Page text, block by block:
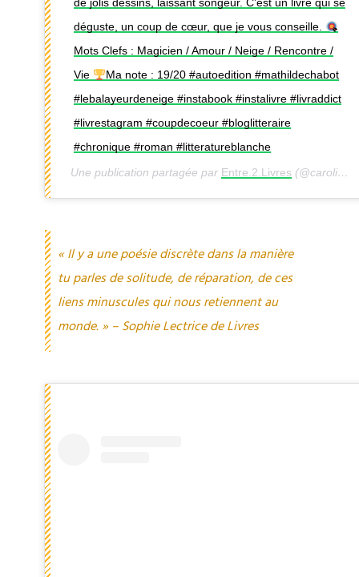
de jolis dessins, laissant songeur. C’est un livre qui se
déguste, un coup de cœur, que je vous conseille.
Mots Clefs : Magicien / Amour / Neige / Rencontre /
Vie
Ma note : 19/20 #autoedition #mathildechabot
#lebalayeurdeneige #instabook #instalivre #livraddict
#livrestagram #coupdecoeur #bloglitteraire
#chronique #roman #litteratureblanche
Une publication partagée par Entre.2.Livres (@caroline_entredeuxlivres) le
« Il y a une poésie discrète dans la manière
tu parles de solitude, de réparation, de ces
liens minuscules qui nous retiennent au
monde. » – Sophie Lectrice de Livres